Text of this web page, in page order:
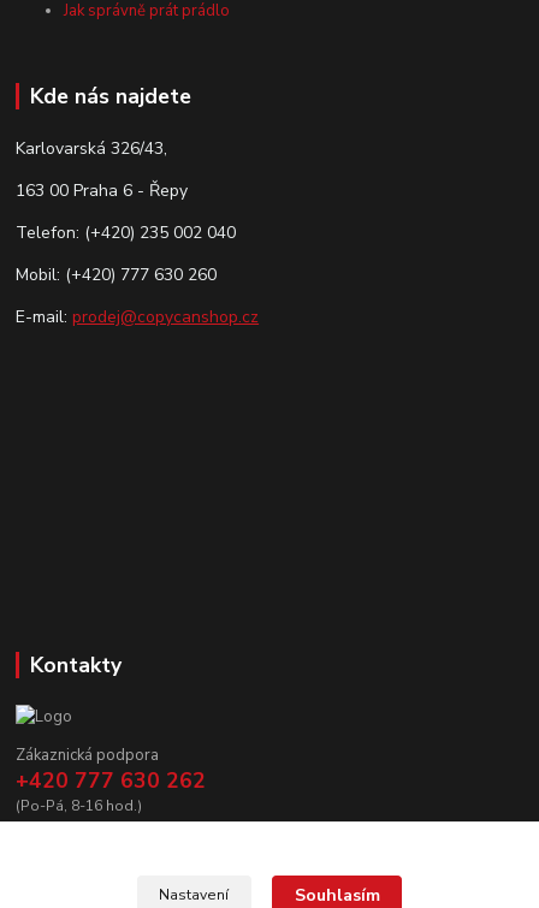
Jak správně prát prádlo
Kde nás najdete
Karlovarská 326/43,
163 00 Praha 6 - Řepy
Telefon: (+420) 235 002 040
Mobil: (+420) 777 630 260
E-mail: prodej@copycanshop.cz
Kontakty
Zákaznická podpora
+420 777 630 262
(Po-Pá, 8-16 hod.)
Nastavení Souhlasím